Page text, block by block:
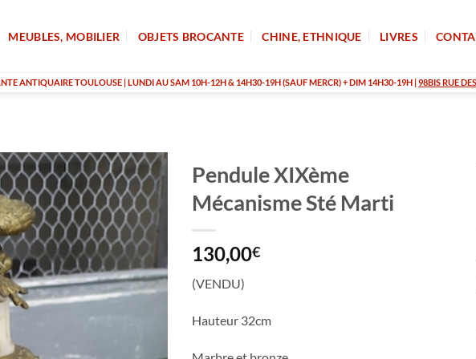
MEUBLES, MOBILIER OBJETS BROCANTE CHINE, ETHNIQUE LIVRES
ANTIQUAIRE TOULOUSE | LUNDI AU SAM 10H-12H & 14H30-19H (SAUF MERCR) + DIM 14H30-19H |98BIS RUE
Pendule XIXème
Mécanisme Sté Marti
130,00€
(VENDU)
Hauteur 32cm